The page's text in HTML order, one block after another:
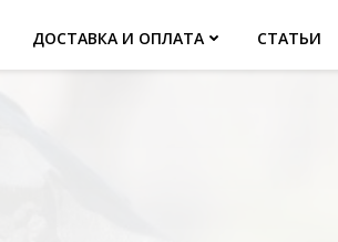
ДОСТАВКА И ОПЛАТА СТАТЬИ